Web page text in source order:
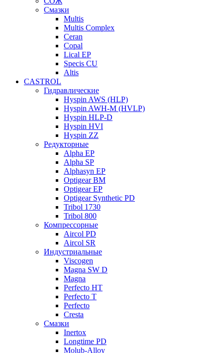
Смазки
Multis
Multis Complex
Ceran
Copal
Lical EP
Specis CU
Altis
CASTROL
Гидравлические
Hyspin AWS (HLP)
Hyspin AWH-M (HVLP)
Hyspin HLP-D
Hyspin HVI
Hyspin ZZ
Редукторные
Alpha EP
Alpha SP
Alphasyn EP
Optigear BM
Optigear EP
Optigear Synthetic PD
Tribol 1730
Tribol 800
Компрессорные
Aircol PD
Aircol SR
Индустриальные
Viscogen
Magna SW D
Magna
Perfecto HT
Perfecto T
Perfecto
Cresta
Смазки
Inertox
Longtime PD
Molub-Alloy